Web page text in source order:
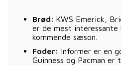
Brød: KWS Emerick,
er de mest
kommende sæson.
Foder: Informer er en
Guinness og Pacman er